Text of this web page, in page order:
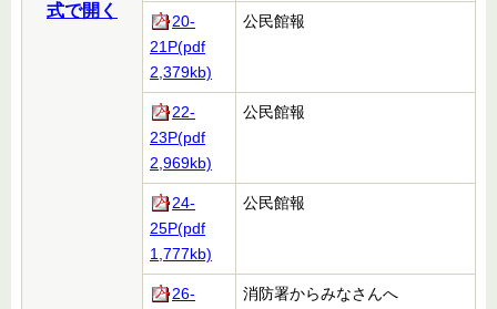
式で開く
20-
21P(pdf
2,379kb)
公民館報
22-
23P(pdf
2,969kb)
公民館報
24-
25P(pdf
1,777kb)
公民館報
26-
消防署からみなさんへ